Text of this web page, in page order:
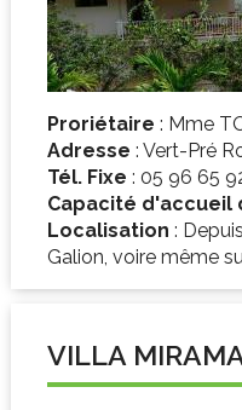
Les associations
Les droits et obligations
Faire une demande de
Les activités des
VIE PRATIQUE
Les espaces numériques
Infos baignade
Infos sargasse
Proriétaire : Mme
Adresse : Vert-Pré
Tél. Fixe : 05 96 65
Capacité d'accueil
Localisation :
Galion, voire même
VILLA